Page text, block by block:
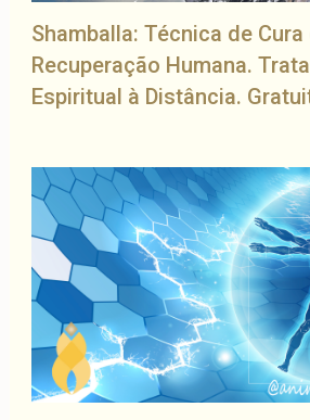
Shamballa: Técnica de Cura
Recuperação Humana.
Espiritual à Distância.